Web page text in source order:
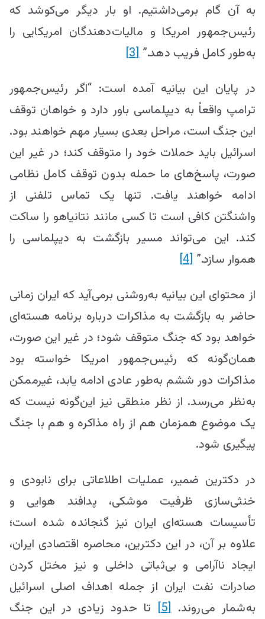
به آن گام برمی‌داشتیم. او بار دیگر می‌کوشد که
رئیس‌جمهور امریکا و مالیات‌دهندگان امریکایی را
به‌طور کامل فریب دهد.”[3]
در پایان این بیانیه آمده است: “اگر رئیس‌جمهور
ترامپ واقعاً به دیپلماسی باور دارد و خواهان توقف
این جنگ است، مراحل بعدی بسیار مهم خواهند بود.
اسرائیل باید حملات خود را متوقف کند؛ در غیر این
صورت، پاسخ‌های ما حمله بدون توقف کامل نظامی
ادامه خواهند یافت. تنها یک تماس تلفنی از
واشنگتن کافی است تا کسی مانند نتانیاهو را ساکت
کند. این می‌تواند مسیر بازگشت به دیپلماسی را
هموار سازد.”[4]
از محتوای این بیانیه به‌روشنی برمی‌آید که ایران زمانی
حاضر به بازگشت به مذاکرات درباره برنامه هسته‌ای
خواهد بود که جنگ متوقف شود؛ در غیر این صورت،
همان‌گونه که رئیس‌جمهور امریکا خواسته بود
مذاکرات دور ششم به‌طور عادی ادامه یابد، غیرممکن
به‌نظر می‌رسد. از نظر منطقی نیز این‌گونه نیست که
یک موضوع همزمان هم از راه مذاکره و هم با جنگ
پیگیری شود.
در دکترین ضمیر، عملیات اطلاعاتی برای نابودی و
خنثی‌سازی ظرفیت موشکی، پدافند هوایی و
تأسیسات هسته‌ای ایران نیز گنجانده شده است؛
علاوه بر آن، در این دکترین، محاصره اقتصادی ایران،
ایجاد ناآرامی و بی‌ثباتی داخلی و نیز مختل کردن
صادرات نفت ایران از جمله اهداف اصلی اسرائیل
به‌شمار می‌روند.[5]
تا حدود زیادی در این جنگ